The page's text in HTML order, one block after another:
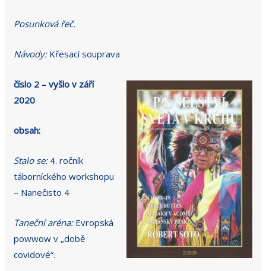
Posunková řeč.
Návody:Křesací souprava
číslo 2 – vyšlo v září
2020
obsah:
Stalo se:4. ročník
táborníckého workshopu
– Nanečisto 4
Taneční aréna:Evropská
powwow v „době
covidové“.